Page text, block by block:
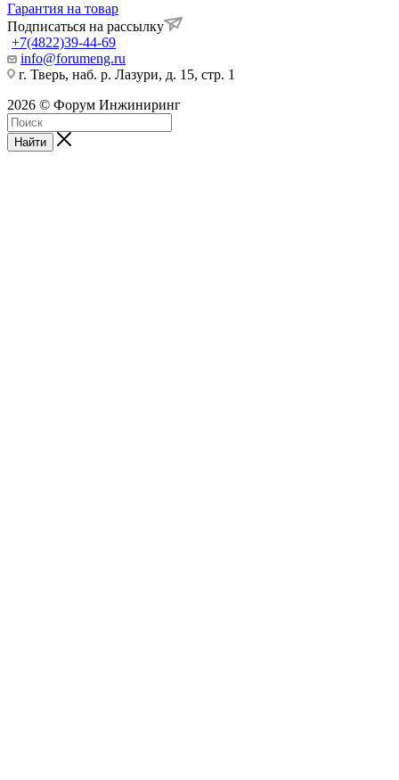
Гарантия на товар
Подписаться на рассылку
+7(4822)39-44-69
info@forumeng.ru
г. Тверь, наб. р. Лазури, д. 15, стр. 1
2026 © Форум Инжиниринг
Найти